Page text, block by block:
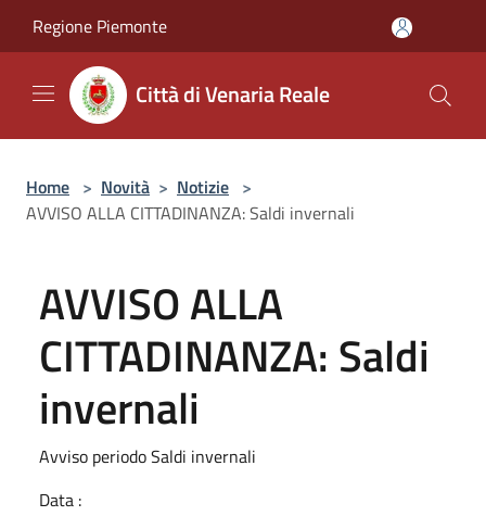
Regione Piemonte
Città di Venaria Reale
Home > Novità > Notizie >
AVVISO ALLA CITTADINANZA: Saldi invernali
AVVISO ALLA
CITTADINANZA: Saldi
invernali
Avviso periodo Saldi invernali
Data :